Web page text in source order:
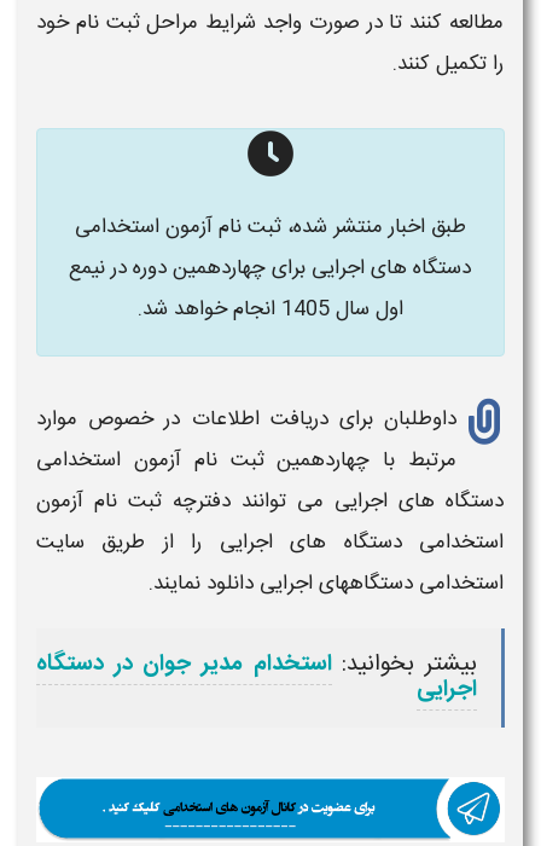
مطالعه کنند تا در صورت واجد شرایط مراحلثبت نامخود
را تکمیل کنند.
طبق اخبار منتشر شده، ثبت نام آزمون استخدامی
دستگاه های اجرایی برای چهاردهمین دوره در نیمع
اول سال 1405 انجام خواهد شد.
داوطلبان برای دریافت اطلاعات در خصوص موارد
مرتبط با چهاردهمین ثبت نام آزمون استخدامی
دستگاه های اجرایی می توانند دفترچه ثبت نام آزمون
استخدامی دستگاه های اجرایی را از طریق سایت
استخدامی دستگاههای اجرایی دانلود نمایند.
بیشتر بخوانید: استخدام مدیر جوان در دستگاه
اجرایی